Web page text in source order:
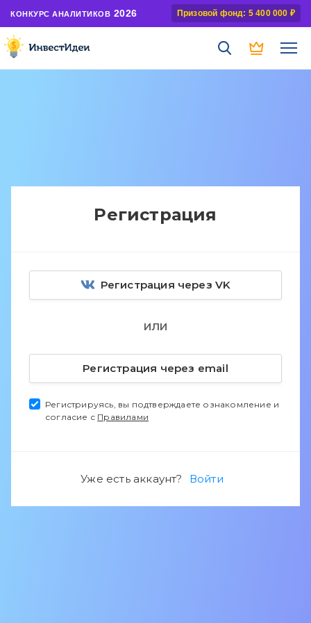
КОНКУРС АНАЛИТИКОВ 2026 Призовой фонд: 5 400 000 ₽
Регистрация
Регистрация через VK
ИЛИ
Регистрация через email
Регистрируясь, вы подтверждаете ознакомление и
согласие с Правилами
Уже есть аккаунт? Войти